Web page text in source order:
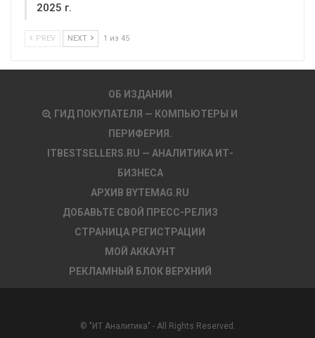
2025 г.
PREV NEXT 1 из 45
ОБ ИЗДАНИИ
ГИД ПОКУПАТЕЛЯ — КОМПЬЮТЕРЫ И
ПЕРИФЕРИЯ.
ITBESTSELLERS.RU — АНАЛИТИКА ИТ-
БИЗНЕСА
АРХИВ BYTEMAG.RU
ДОБАВЬТЕ СВОЙ ПРЕСС-РЕЛИЗ
СТРАНИЦА РЕГИСТРАЦИИ
МОЙ АККАУНТ
РЕКЛАМНЫЙ БЛОК ВЕРХНИЙ
© "ИТ Аналитика" - All Rights Reserved.